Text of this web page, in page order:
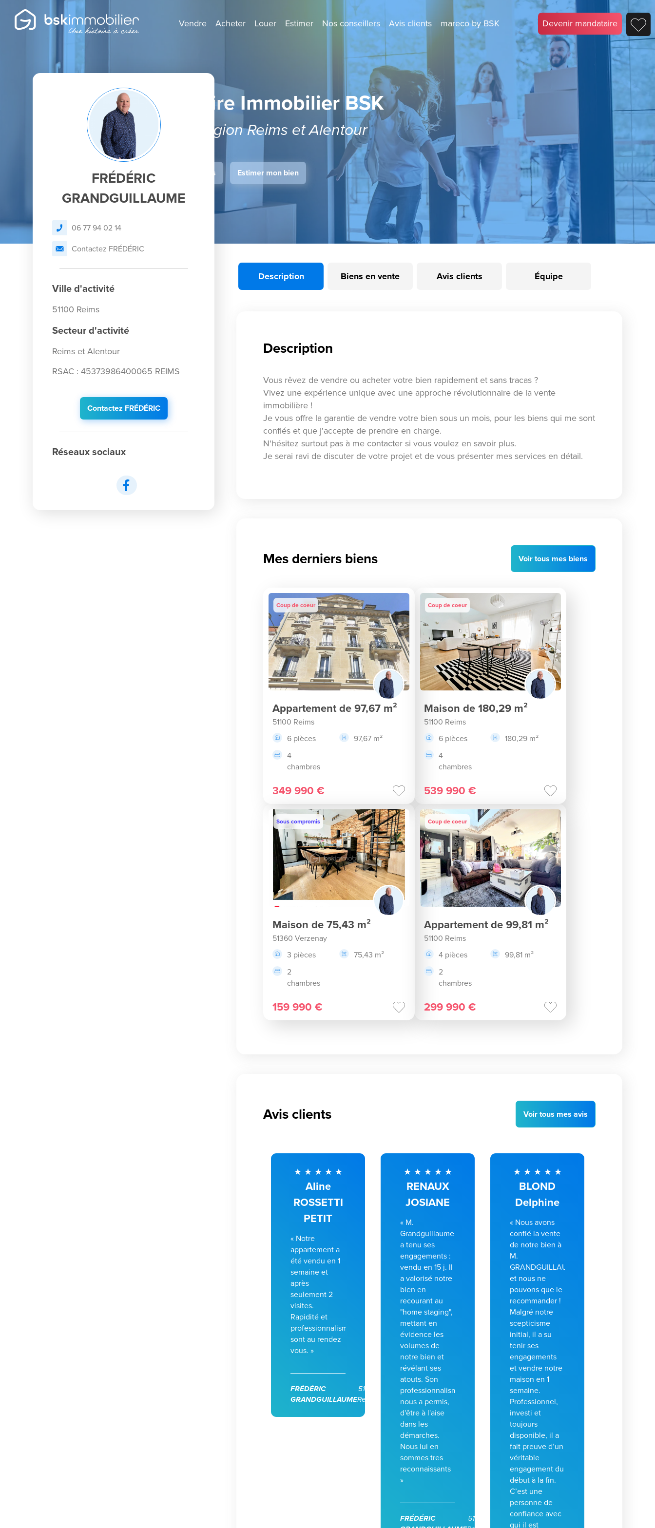
Vendre Acheter Louer Estimer Nos conseillers Avis clients mareco by BSK Devenir mandataire
Agent Mandataire Immobilier BSK
Spécialiste de la région Reims et Alentour
Je dépose un avis Estimer mon bien
FRÉDÉRIC
GRANDGUILLAUME
06 77 94 02 14
Contactez FRÉDÉRIC
Ville d'activité
51100 Reims
Secteur d'activité
Reims et Alentour
RSAC : 45373986400065 REIMS
Contactez FRÉDÉRIC
Réseaux sociaux
Description Biens en vente Avis clients Équipe
Description
Vous rêvez de vendre ou acheter votre bien rapidement et sans tracas ?
Vivez une expérience unique avec une approche révolutionnaire de la vente
immobilière !
Je vous offre la garantie de vendre votre bien sous un mois, pour les biens qui me sont
confiés et que j'accepte de prendre en charge.
N'hésitez surtout pas à me contacter si vous voulez en savoir plus.
Je serai ravi de discuter de votre projet et de vous présenter mes services en détail.
Mes derniers biens Voirtous mes biens
Coup de coeur
Appartement de 97,67 m²
51100 Reims
6 pièces
97,67 m²
4
chambres
349 990 €
Coup de coeur
Maison de 180,29 m²
51100 Reims
6 pièces
180,29 m²
4
chambres
539 990 €
Sous compromis
Maison de 75,43 m²
51360 Verzenay
3 pièces
75,43 m²
2
chambres
159 990 €
Coup de coeur
Appartement de 99,81 m²
51100 Reims
4 pièces
99,81 m²
2
chambres
299 990 €
Avis clients Voirtous mes avis
Aline
ROSSETTI
PETIT
« Notre
appartement a
été vendu en 1
semaine et
après
seulement 2
visites.
Rapidité et
professionnalisme
sont au rendez
vous. »
FRÉDÉRIC
GRANDGUILLAUME
51100
Reims
RENAUX
JOSIANE
« M.
Grandguillaume
a tenu ses
engagements :
vendu en 15 j. Il
a valorisé notre
bien en
recourant au
"home staging",
mettant en
évidence les
volumes de
notre bien et
révélant ses
atouts. Son
professionnalisme
nous a permis,
d'être à l'aise
dans les
démarches.
Nous lui en
sommes tres
reconnaissants
»
FRÉDÉRIC
51100
BLOND
Delphine
« Nous avons
confié la vente
de notre bien à
M.
GRANDGUILLAUME
et nous ne
pouvons que le
recommander !
Malgré notre
scepticisme
initial, il a su
tenir ses
engagements
et vendre notre
maison en 1
semaine.
Professionnel,
investi et
toujours
disponible, il a
fait preuve d’un
véritable
engagement du
début à la fin.
C’est une
personne de
confiance avec
qui il est